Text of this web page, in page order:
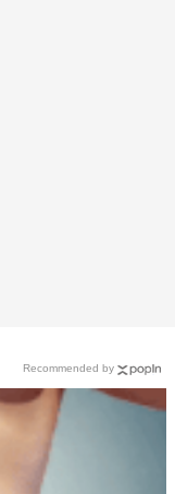
Recommended by